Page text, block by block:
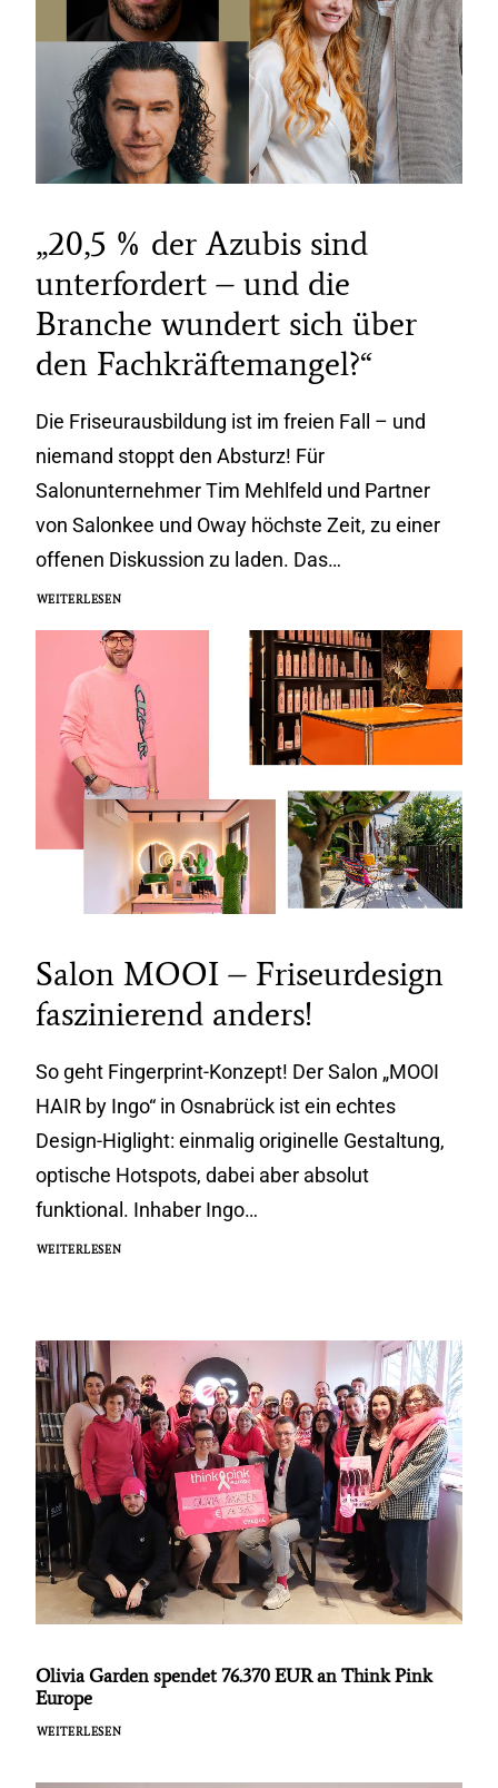
„20,5 % der Azubis sind
unterfordert – und die
Branche wundert sich über
den Fachkräftemangel?“
Die Friseurausbildung ist im freien Fall – und
niemand stoppt den Absturz! Für
Salonunternehmer Tim Mehlfeld und Partner
von Salonkee und Oway höchste Zeit, zu einer
offenen Diskussion zu laden. Das…
WEITERLESEN
Salon MOOI – Friseurdesign
faszinierend anders!
So geht Fingerprint-Konzept! Der Salon „MOOI
HAIR by Ingo“ in Osnabrück ist ein echtes
Design-Higlight: einmalig originelle Gestaltung,
optische Hotspots, dabei aber absolut
funktional. Inhaber Ingo…
WEITERLESEN
Olivia Garden spendet 76.370 EUR an Think Pink
Europe
WEITERLESEN